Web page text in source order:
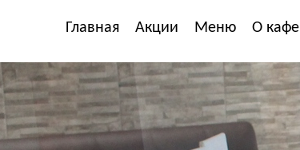
Главная Акции Меню О кафе
>